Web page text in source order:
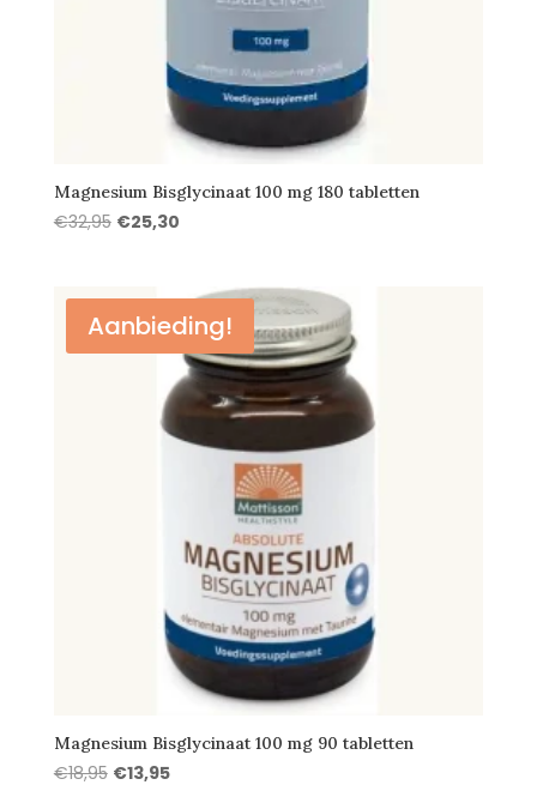
Magnesium Bisglycinaat 100 mg 180 tabletten
€32,95 Oorspronkelijke
€32,95.
€25,30Huidige
€25,30.
Aanbieding!
Magnesium Bisglycinaat 100 mg 90 tabletten
€18,95 Oorspronkelijke
€13,95Huidige